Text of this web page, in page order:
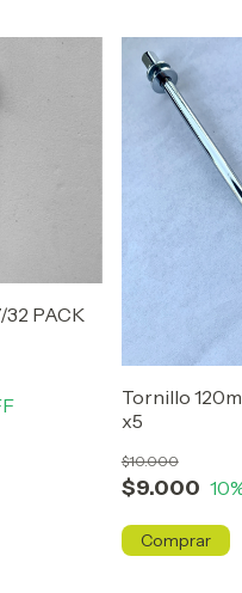
PACK
Tornillo
x5
$9.000
$10.000
10